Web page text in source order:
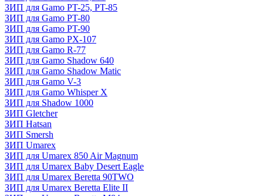
ЗИП для Gamo PT-25, PT-85
ЗИП для Gamo PT-80
ЗИП для Gamo PT-90
ЗИП для Gamo PX-107
ЗИП для Gamo R-77
ЗИП для Gamo Shadow 640
ЗИП для Gamo Shadow Matic
ЗИП для Gamo V-3
ЗИП для Gamo Whisper X
ЗИП для Shadow 1000
ЗИП Gletcher
ЗИП Hatsan
ЗИП Smersh
ЗИП Umarex
ЗИП для Umarex 850 Air Magnum
ЗИП для Umarex Baby Desert Eagle
ЗИП для Umarex Beretta 90TWO
ЗИП для Umarex Beretta Elite II